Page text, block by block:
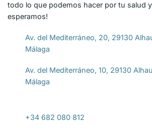
todo lo que podemos hacer por tu salud y
esperamos!
Av. del Mediterráneo, 20, 29130
Málaga
Av. del Mediterráneo, 10, 29130
Málaga
+34 682 080 812